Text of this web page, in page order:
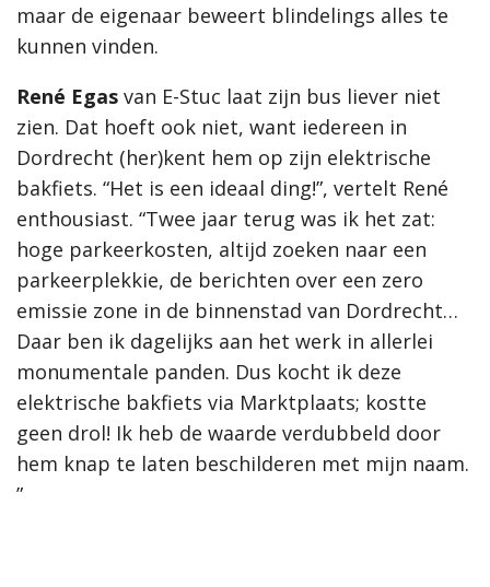
maar de eigenaar beweert blindelings alles te
kunnen vinden.
René Egas van E-Stuc laat zijn bus liever niet
zien. Dat hoeft ook niet, want iedereen in
Dordrecht (her)kent hem op zijn elektrische
bakfiets. “Het is een ideaal ding!”, vertelt René
enthousiast. “Twee jaar terug was ik het zat:
hoge parkeerkosten, altijd zoeken naar een
parkeerplekkie, de berichten over een zero
emissie zone in de binnenstad van Dordrecht…
Daar ben ik dagelijks aan het werk in allerlei
monumentale panden. Dus kocht ik deze
elektrische bakfiets via Marktplaats; kostte
geen drol! Ik heb de waarde verdubbeld door
hem knap te laten beschilderen met mijn naam.
”